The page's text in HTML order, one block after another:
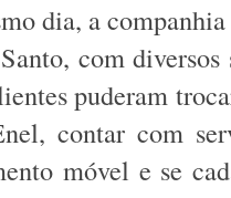
dia, a
com
puderam
contar com
móvel e se